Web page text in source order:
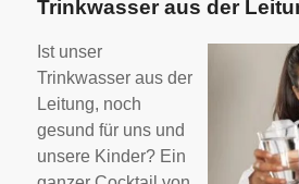
Trinkwasser aus der
Ist unser
Trinkwasser aus der
Leitung, noch
gesund für uns und
unsere Kinder? Ein